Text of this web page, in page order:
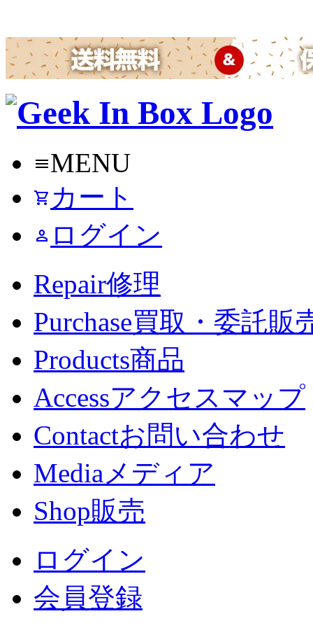
menuMENU
shopping_cart カート
person ログイン
Repair修理
Purchase買取・委託販
Products商品
Accessアクセスマップ
Contactお問い合わせ
Mediaメディア
Shop販売
ログイン
会員登録